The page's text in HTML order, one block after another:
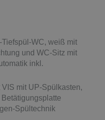
WC, weiß mit
und WC-Sitz mit
inkl.
mit UP-Spülkasten,
Spültechnik